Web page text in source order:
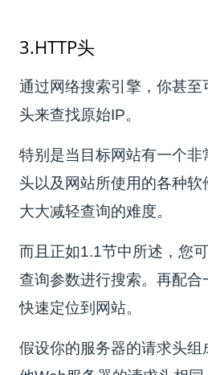
3.HTTP头
通过网络搜索引擎，你甚
头来查找原始IP。
特别是当目标网站有一个非
头以及网站所使用的各种
大大减轻查询的难度。
而且正如1.1节中所述，您
查询参数进行搜索。再配
快速定位到网站。
假设你的服务器的请求头